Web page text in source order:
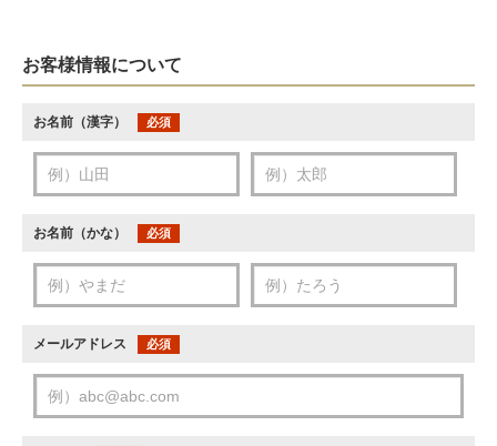
お客様情報について
お名前（漢字） 必須
お名前（かな） 必須
メールアドレス 必須